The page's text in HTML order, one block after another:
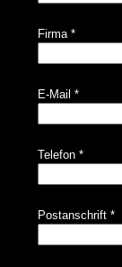
Firma *
E-Mail *
Telefon *
Postanschrift *